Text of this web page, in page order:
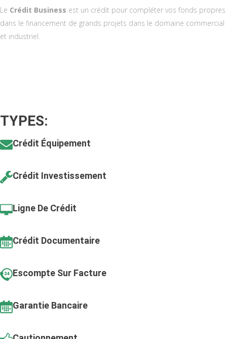
Le Crédit Business est un crédit pour compléter vos fonds propres
dans le financement de grands projets dans le domaine commercial
et industriel.
TYPES:
Crédit Équipement
Crédit Investissement
Ligne De Crédit
Crédit Documentaire
Escompte Sur Facture
Garantie Bancaire